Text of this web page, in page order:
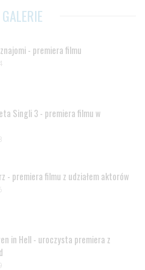
- premiera filmu
Singli 3 - premiera filmu w
- premiera filmu z udziałem aktorów
in Hell - uroczysta premiera z